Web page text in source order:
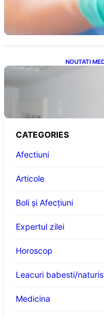
NOUTATI
Trebuie
CATEGORIES
Afectiuni
Articole
Boli și Afecțiuni
Expertul zilei
Horoscop
Leacuri babesti/
Medicina